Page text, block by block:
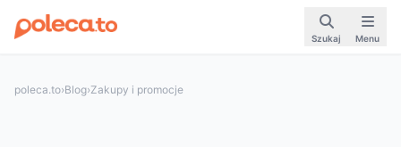
Szukaj Menu
poleca.to›Blog›Zakupy i promocje